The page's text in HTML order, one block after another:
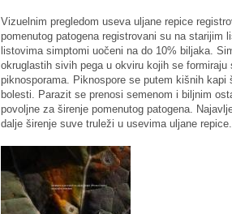
Vizuelnim pregledom useva uljane repice
pomenutog patogena registrovani su na starijim
listovima simptomi uočeni na do 10% biljaka.
okruglastih sivih pega u okviru kojih se
piknosporama. Piknospore se putem kišnih
bolesti. Parazit se prenosi semenom i biljnim
povoljne za širenje pomenutog patogena.
dalje širenje suve truleži u usevima uljane repice.